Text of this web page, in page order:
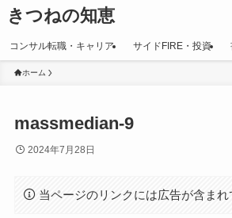
きつねの知恵
コンサル転職・キャリア サイドFIRE・投資
ホーム
massmedian-9
2024年7月28日
当ページのリンクには広告が含まれ